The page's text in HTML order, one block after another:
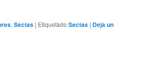
,Sectas | Etiquetado Sectas | Deja un